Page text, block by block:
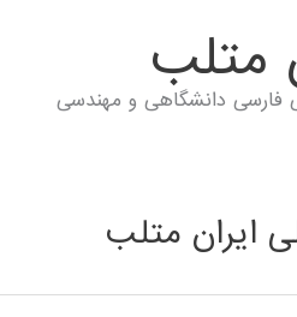
متلب
فارسی دانشگاهی و مهندسی
ایران متلب